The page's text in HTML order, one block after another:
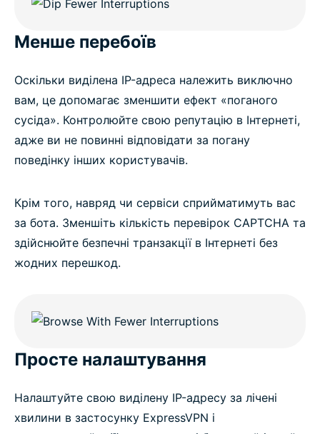
Менше перебоїв
Оскільки виділена IP-адреса належить виключно
вам, це допомагає зменшити ефект «поганого
сусіда». Контролюйте свою репутацію в Інтернеті,
адже ви не повинні відповідати за погану
поведінку інших користувачів.
Крім того, навряд чи сервіси сприйматимуть вас
за бота. Зменшіть кількість перевірок CAPTCHA та
здійснюйте безпечні транзакції в Інтернеті без
жодних перешкод.
Просте налаштування
Налаштуйте свою виділену IP-адресу за лічені
хвилини в застосунку ExpressVPN і